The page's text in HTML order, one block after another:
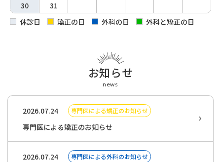
30
31
休診日
外科の日
矯正の日 外科と矯正の日
お知らせ
news
2026.07.24 専門医による矯正のお知らせ
専門医による矯正のお知らせ
2026.07.24 専門医による外科のお知らせ